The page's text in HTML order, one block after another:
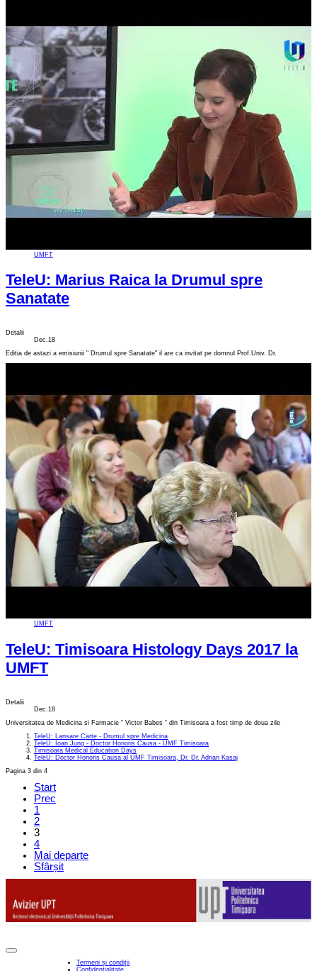
UMFT
TeleU: Marius Raica la Drumul spre
Sanatate
Detalii
Dec.18
Editia de astazi a emisiunii " Drumul spre Sanatate" il are ca invitat pe domnul Prof.Univ. Dr.
UMFT
TeleU: Timisoara Histology Days 2017 la
UMFT
Detalii
Dec.18
Universitatea de Medicina si Farmacie “ Victor Babes “ din Timisoara a fost timp de doua zile
TeleU: Lansare Carte - Drumul spre Medicina
TeleU: Ioan Jung - Doctor Honoris Causa - UMF Timisoara
Timisoara Medical Education Days
TeleU: Doctor Honoris Causa al UMF Timisoara, Dr. Dr. Adrian Kasaj
Pagina 3 din 4
Start
Prec
1
2
3
4
Mai departe
Sfârșit
Termeni și condiții